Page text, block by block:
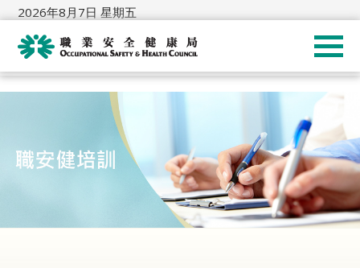
2026年8月7日 星期五